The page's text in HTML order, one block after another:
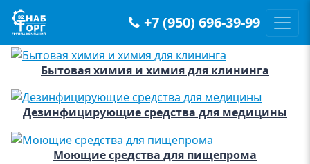
Main Navigation +7 (950) 696-39-99
Бытовая химия и химия для клининга
Дезинфицирующие средства для медицины
Моющие средства для пищепрома